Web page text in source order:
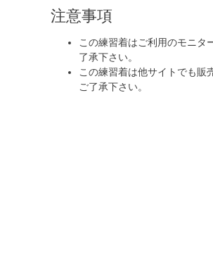
注意事項
この練習着はご利用のモニタ
了承下さい。
この練習着は他サイトでも販
ご了承下さい。